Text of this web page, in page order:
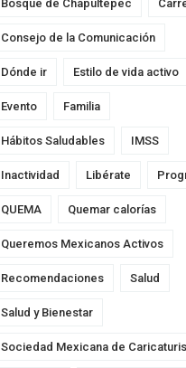
Bosque de Chapultepec
Consejo de la Comunicación
Dónde ir Estilo de vida activo
Evento Familia
Hábitos Saludables IMSS
Inactividad Libérate
QUEMA Quemar calorías
Queremos Mexicanos Activos
Recomendaciones Salud
Salud y Bienestar
Sociedad Mexicana de